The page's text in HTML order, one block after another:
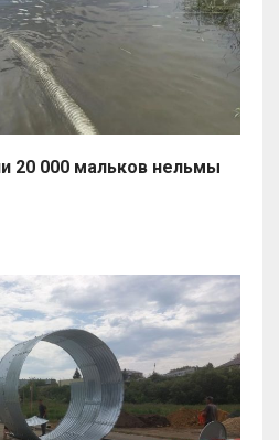
20 000 мальков нельмы